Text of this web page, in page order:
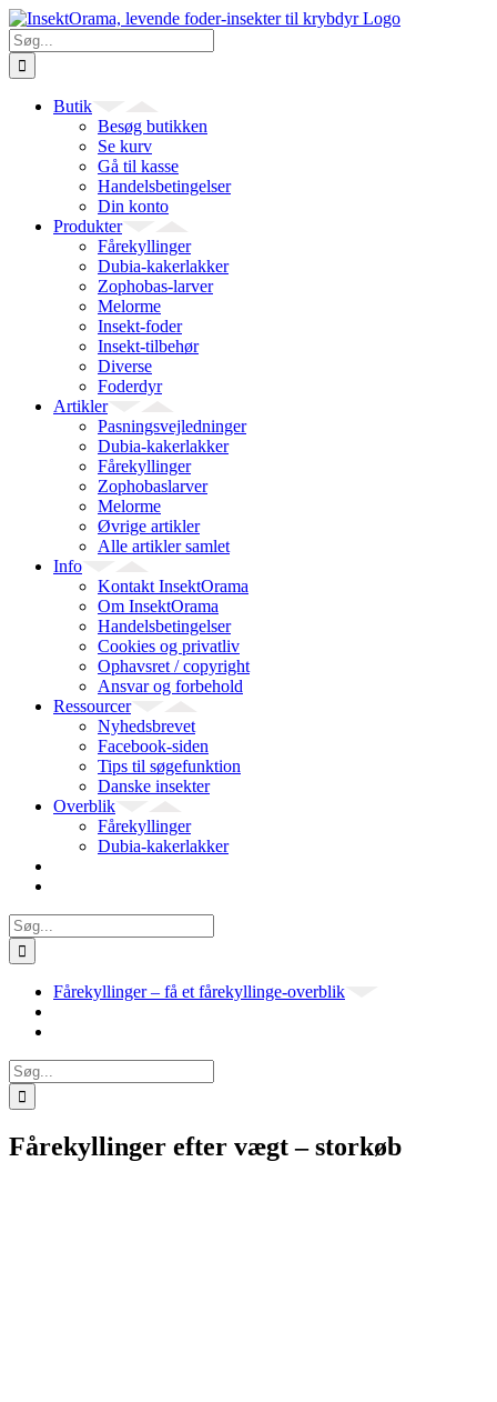
Skip
to
content
Søg
efter:
Butik
Besøg butikken
Se kurv
Gå til kasse
Handelsbetingelser
Din konto
Produkter
Fårekyllinger
Dubia-kakerlakker
Zophobas-larver
Melorme
Insekt-foder
Insekt-tilbehør
Diverse
Foderdyr
Artikler
Pasningsvejledninger
Dubia-kakerlakker
Fårekyllinger
Zophobaslarver
Melorme
Øvrige artikler
Alle artikler samlet
Info
Kontakt InsektOrama
Om InsektOrama
Handelsbetingelser
Cookies og privatliv
Ophavsret / copyright
Ansvar og forbehold
Ressourcer
Nyhedsbrevet
Facebook-siden
Tips til søgefunktion
Danske insekter
Overblik
Fårekyllinger
Dubia-kakerlakker
Søg
efter:
Fårekyllinger – få et fårekyllinge-overblik
Søg
efter:
Fårekyllinger efter vægt – storkøb